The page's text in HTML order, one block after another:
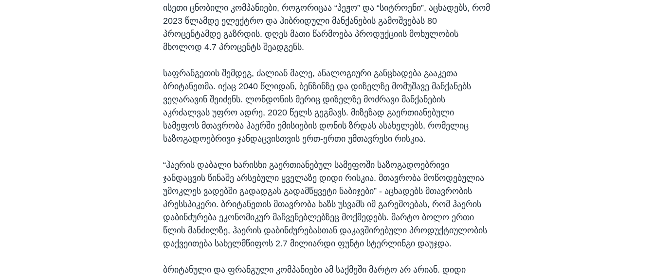
ისეთი ცნობილი კომპანიები, როგორიცაა “პეჟო” და “სიტროენი”, აცხადებს, რომ
2023 წლამდე ელექტრო და ჰიბრიდული მანქანების გამოშვებას 80
პროცენტამდე გაზრდის. დღეს მათი წარმოება პროდუქციის მოხულობის
მხოლოდ 4.7 პროცენტს შეადგენს.
საფრანგეთის შემდეგ, ძალიან მალე, ანალოგიური განცხადება გააკეთა
ბრიტანეთმა. იქაც 2040 წლიდან, ბენზინზე და დიზელზე მომუშავე მანქანებს
ვეღარავინ შეიძენს. ლონდონის მერიც დიზელზე მოძრავი მანქანების
აკრძალვას უფრო ადრე, 2020 წელს გეგმავს. მიზეზად გაერთიანებული
სამეფოს მთავრობა ჰაერში ემისიების დონის ზრდას ასახელებს, რომელიც
საზოგადოებრივი ჯანდაცვისთვის ერთ-ერთი უმთავრესი რისკია.
“ჰაერის დაბალი ხარისხი გაერთიანებულ სამეფოში საზოგადოებრივი
ჯანდაცვის წინაშე არსებული ყველაზე დიდი რისკია. მთავრობა მოწოდებულია
უმოკლეს ვადებში გადადგას გადამწყვეტი ნაბიჯები” - აცხადებს მთავრობის
პრესსპიკერი. ბრიტანეთის მთავრობა ხაზს უსვამს იმ გარემოებას, რომ ჰაერის
დაბინძურება ეკონომიკურ მაჩვენებლებზეც მოქმედებს. მარტო ბოლო ერთი
წლის მანძილზე, ჰაერის დაბინძურებასთან დაკავშირებული პროდუქტიულობის
დაქვეითება სახელმწიფოს 2.7 მილიარდი ფუნტი სტერლინგი დაუჯდა.
ბრიტანული და ფრანგული კომპანიები ამ საქმეში მარტო არ არიან. დიდი